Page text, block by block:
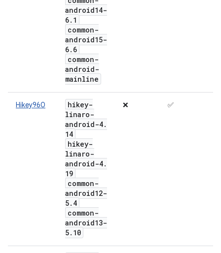
android14-
6. 1
common-
android15-
6. 6
common-
android-
mainline
Hikey960
hikey-
linaro-
android-4.
14
hikey-
linaro-
android-4.
19
common-
android12-
5. 4
common-
android13-
5. 10
❌ ✅